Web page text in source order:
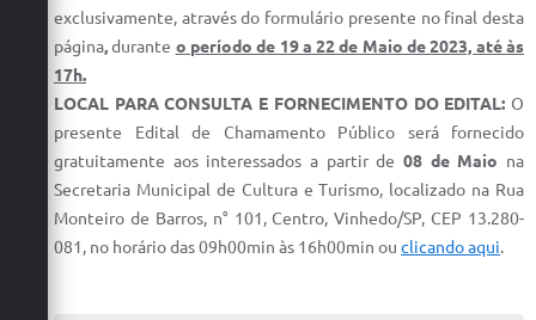
Acesso à Informação
Contratos
Vinhedo
Audiências Públicas
Carta de Serviços
exclusivamente, através do formulário presente no final desta
página,durante o período de 19 a 22 de Maio de 2023, até às
17h.
LOCAL PARA CONSULTA E FORNECIMENTO DO EDITAL: O
presente Edital de Chamamento Público será fornecido
gratuitamente aos interessados a partir de 08 de Maio na
Secretaria Municipal de Cultura e Turismo, localizado na Rua
Monteiro de Barros, n° 101, Centro, Vinhedo/SP, CEP 13.280-
081, no horário das 09h00min às 16h00min ou clicando aqui.